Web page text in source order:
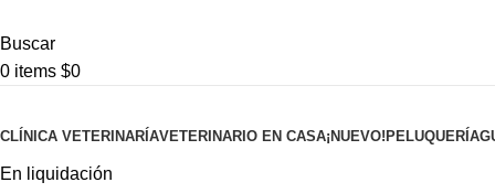
Buscar
0 items $0
CLÍNICA VETERINARÍAVETERINARIO EN CASA¡NUEVO! PELUQUERÍA
En liquidación